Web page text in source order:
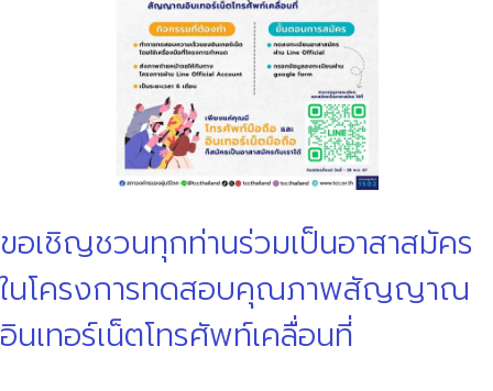
ขอเชิญชวนทุกท่านร่วมเป็นอาสาสมัคร
ในโครงการทดสอบคุณภาพสัญญาณ
อินเทอร์เน็ตโทรศัพท์เคลื่อนที่